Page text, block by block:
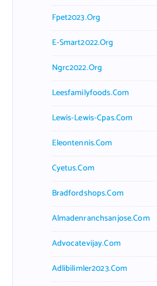
Fpet2023.org
E-Smart2022.org
Ngrc2022.org
Leesfamilyfoods.com
Lewis-Lewis-Cpas.com
Eleontennis.com
Cyetus.com
Bradfordshops.com
Almadenranchsanjose.com
Advocatevijay.com
Adlibilimler2023.com